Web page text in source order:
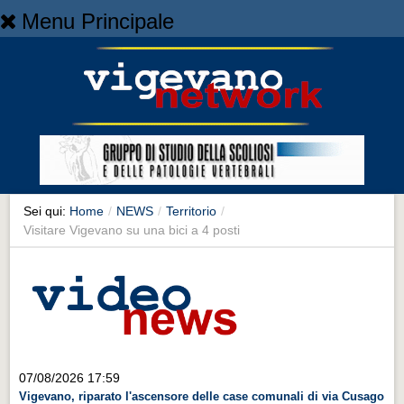
Menu Principale
NEWS
Cronaca
Cronaca
Artes et Artificia
Sport
Territorio
Sei qui: Home / NEWS / Territorio /
Visitare Vigevano su una bici a 4 posti
07/08/2026 17:59
Vigevano, riparato l'ascensore delle case comunali di via Cusago